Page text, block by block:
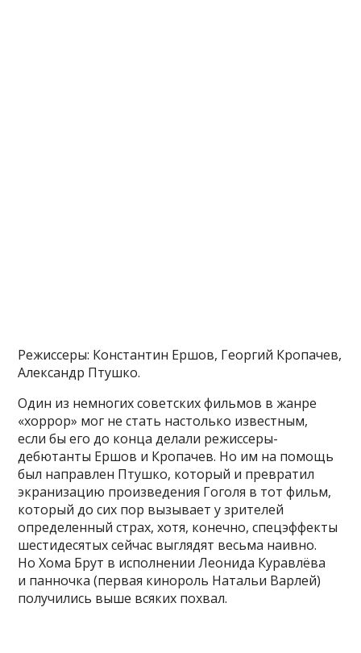
Режиссеры: Константин Ершов, Георгий Кропачев,
Александр Птушко.
Один из немногих советских фильмов в жанре
«хоррор» мог не стать настолько известным,
если бы его до конца делали режиссеры-
дебютанты Ершов и Кропачев. Но им на помощь
был направлен Птушко, который и превратил
экранизацию произведения Гоголя в тот фильм,
который до сих пор вызывает у зрителей
определенный страх, хотя, конечно, спецэффекты
шестидесятых сейчас выглядят весьма наивно.
Но Хома Брут в исполнении Леонида Куравлёва
и панночка (первая кинороль Натальи Варлей)
получились выше всяких похвал.